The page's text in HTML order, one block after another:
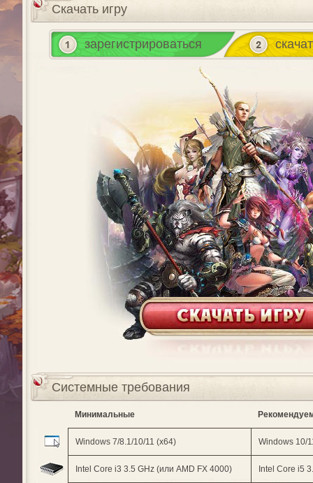
Скачать игру
зарегистрироваться
Системные требования
Минимальные
Windows 7/8.1/10/11 (x64) Windows 10/
Intel Core i3 3.5 GHz (или AMD FX 4000) Intel Core i5